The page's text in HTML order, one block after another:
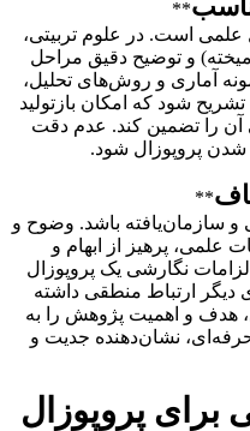
**
علمی است. در علوم تربیتی،
و توضیح دقیق مراحل
آماری و روش‌های تحلیل،
شود که امکان بازتولید
آن را تضمین کند. عدم دقت
پروپوزال شود.
**
و سازمان‌یافته باشد. وضوح و
علمی، پرهیز از ابهام و
نگارشی یک پروپوزال
ارتباط منطقی داشته
هدف و اهمیت پژوهش را به
نشان‌دهنده جدیت و
برای پروپوزال